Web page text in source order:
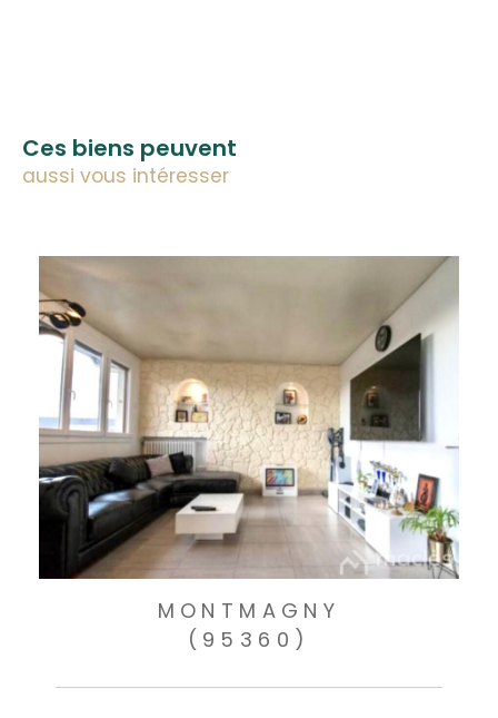
Ces biens peuvent
aussi vous intéresser
MONTMAGNY
(95360)